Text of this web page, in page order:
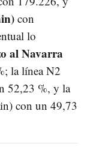
con
lo
al Navarra
la línea N2
52,23 %, y la
con un 49,73